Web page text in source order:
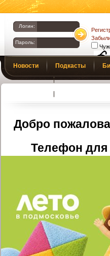
Логин:
Пароль:
Новости Подкасты
Добро
Телефон для